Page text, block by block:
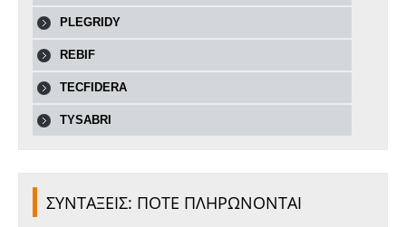
PLEGRIDY
REBIF
TECFIDERA
TYSABRI
ΣΥΝΤΑΞΕΙΣ: ΠΟΤΕ ΠΛΗΡΩΝΟΝΤΑΙ